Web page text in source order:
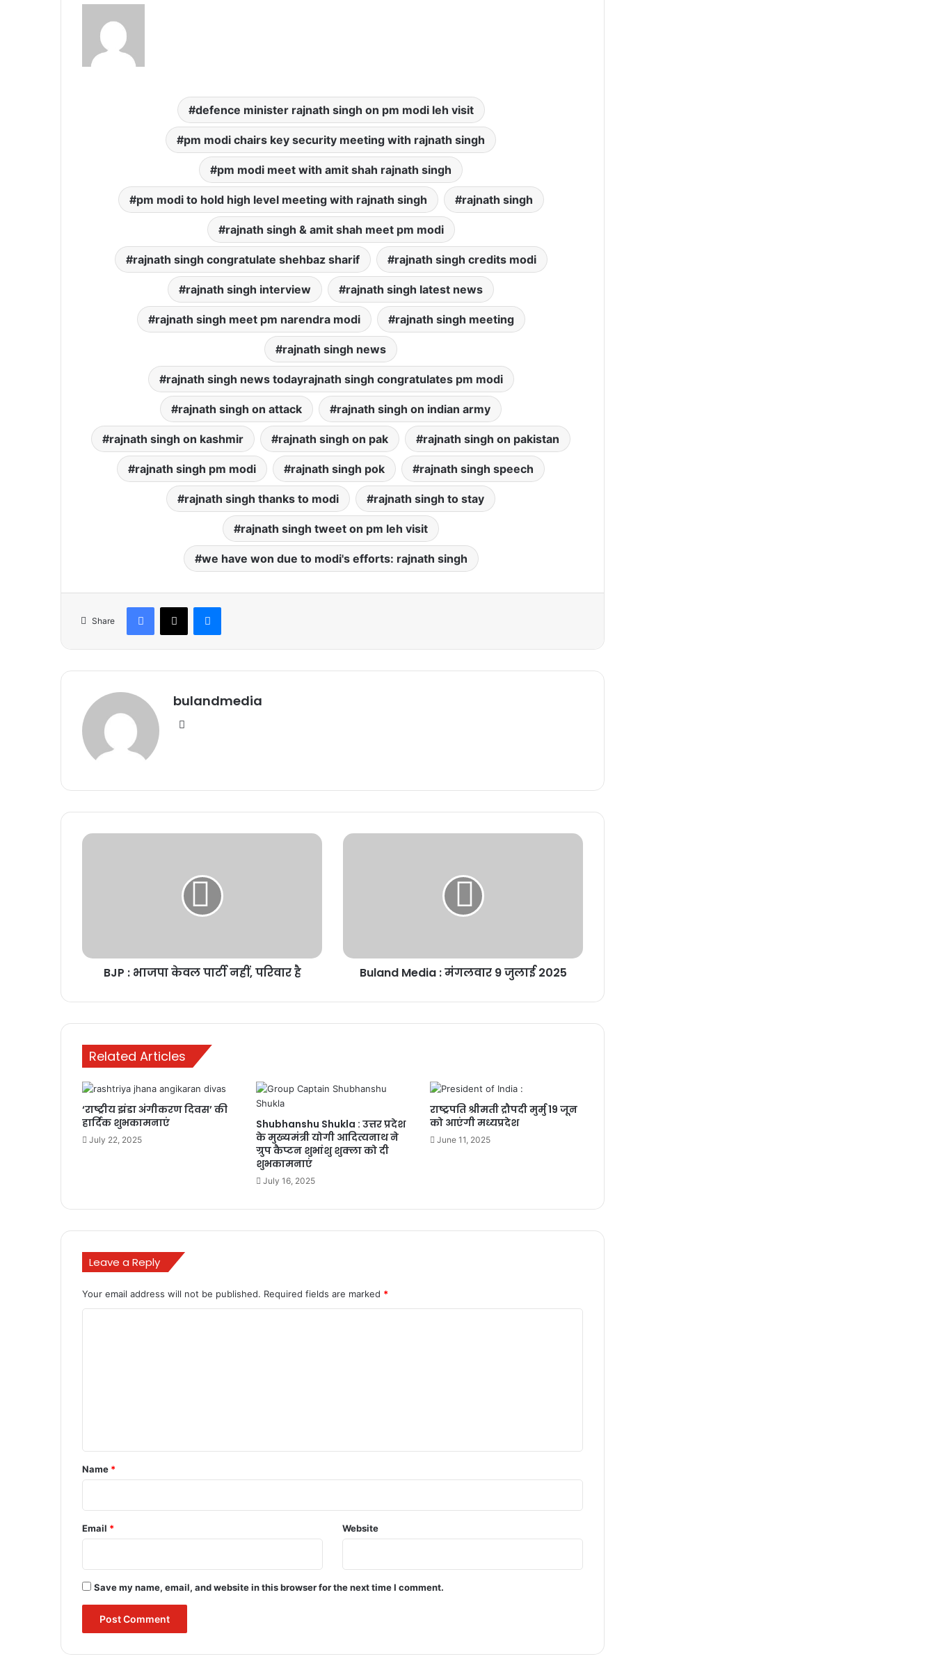
defence minister rajnath singh on pm modi leh visit
pm modi chairs key security meeting with rajnath singh
pm modi meet with amit shah rajnath singh
pm modi to hold high level meeting with rajnath singh rajnath singh
rajnath singh & amit shah meet pm modi
rajnath singh congratulate shehbaz sharif rajnath singh credits modi
rajnath singh interview rajnath singh latest news
rajnath singh meet pm narendra modi rajnath singh meeting
rajnath singh news
rajnath singh news todayrajnath singh congratulates pm modi
rajnath singh on attack rajnath singh on indian army
rajnath singh on kashmir rajnath singh on pak rajnath singh on pakistan
rajnath singh pm modi rajnath singh pok rajnath singh speech
rajnath singh thanks to modi rajnath singh to stay
rajnath singh tweet on pm leh visit
we have won due to modi's efforts: rajnath singh
Share
Facebook
X Messenger
bulandmedia
BJP
BJP : भाजपा केवल पार्टी नहीं, परिवार है
Buland
Buland Media : मंगलवार 9 जुलाई 2025
Related Articles
‘राष्ट्रीय झंडा अंगीकरण दिवस’ की
हार्दिक शुभकामनाएं
July 22, 2025
Shubhanshu Shukla : उत्तर प्रदेश
के मुख्यमंत्री योगी आदित्यनाथ ने
ग्रुप कैप्टन शुभांशु शुक्ला को दी
शुभकामनाएं
July 16, 2025
राष्ट्रपति श्रीमती द्रौपदी मुर्मु 19 जून
को आएंगी मध्यप्रदेश
June 11, 2025
Leave a Reply
Your email address will not be published. Required fields are marked *
*
Name *
Email * Website
Save my name, email, and website in this browser for the next time I comment.